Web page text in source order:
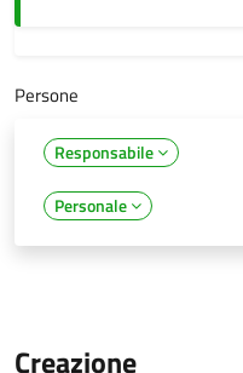
Persone
Responsabile
Personale
Creazione